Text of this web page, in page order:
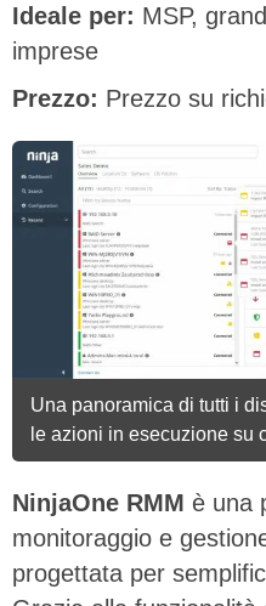
Ideale per: MSP,
imprese
Prezzo: Prezzo su
Una panoramica di tutti i
le azioni in esecuzione su
NinjaOne RMM è una
monitoraggio e
progettata per